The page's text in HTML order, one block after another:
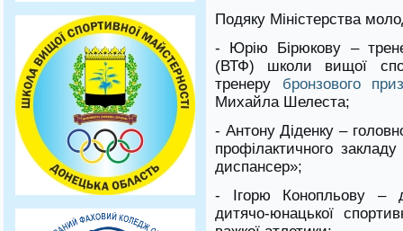
Подяку Міністерства
- Юрію Бірюкову –
(ВТФ) школи вищої
тренеру бронзового
Михайла Шелеста;
- Антону Діденку –
профілактичного
диспансер»;
- Ігорю Конопльову –
дитячо-юнацької